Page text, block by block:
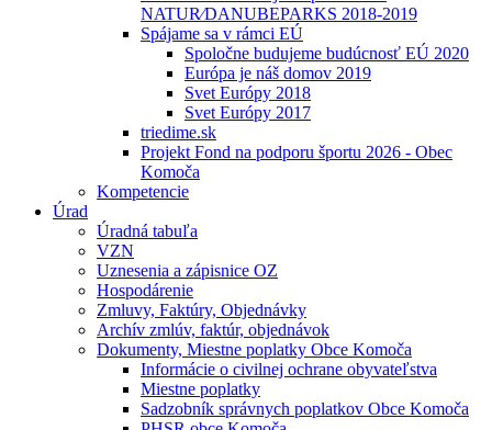
NATUR⁄DANUBEPARKS 2018-2019
Spájame sa v rámci EÚ
Spoločne budujeme budúcnosť EÚ 2020
Európa je náš domov 2019
Svet Európy 2018
Svet Európy 2017
triedime.sk
Projekt Fond na podporu športu 2026 - Obec
Komoča
Kompetencie
Úrad
Úradná tabuľa
VZN
Uznesenia a zápisnice OZ
Hospodárenie
Zmluvy, Faktúry, Objednávky
Archív zmlúv, faktúr, objednávok
Dokumenty, Miestne poplatky Obce Komoča
Informácie o civilnej ochrane obyvateľstva
Miestne poplatky
Sadzobník správnych poplatkov Obce Komoča